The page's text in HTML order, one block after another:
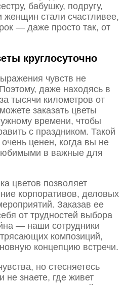
бабушку, подругу,
женщин стали счастливее,
— даже просто так, от
круглосуточно
чувств не
даже находясь в
тысячи километров от
заказать цветы
времени, чтобы
с праздником. Такой
ценен, когда вы не
в важные для
цветов позволяет
корпоративов, деловых
Заказав ее
от трудностей выбора
— наши сотрудники
композиций,
концепцию встречи.
но стесняетесь
не знаете, где живет